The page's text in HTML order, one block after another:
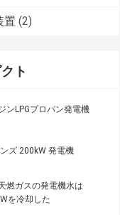
置 (2)
ト
ンLPGプロパン発電機
ズ 200kW 発電機
燃ガスの発電機水は
を冷却した